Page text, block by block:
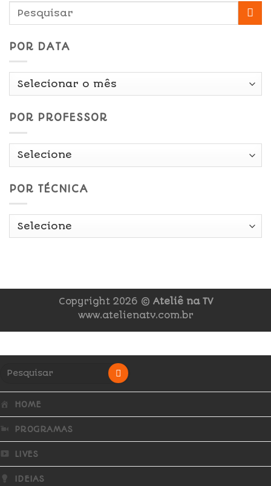
POR DATA
Por
POR PROFESSOR
POR TÉCNICA
Copyright 2026 © Ateliê na TV
www.atelienatv.com.br
HOME
PROGRAMAS
LIVES
IDEIAS